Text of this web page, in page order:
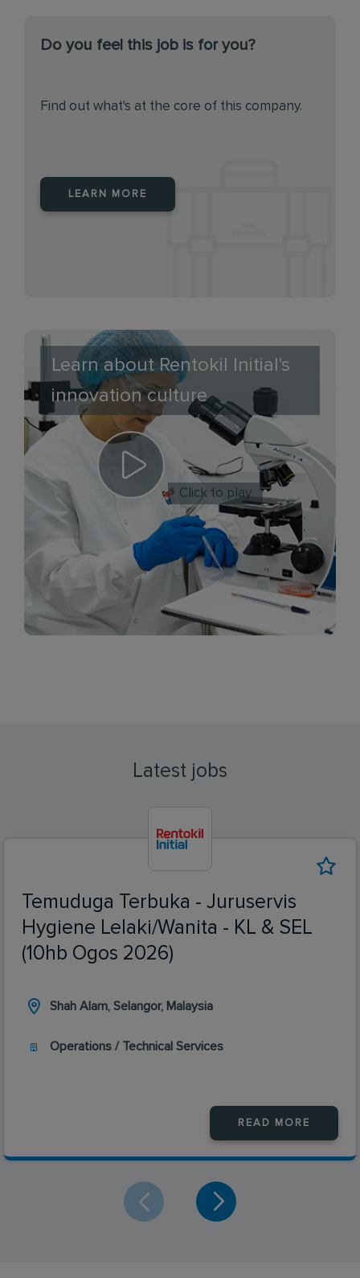
Do you feel this job is for you?
Find out what's at the core of this company.
LEARN MORE
Learn about Rentokil Initial's
innovation culture
Click to play
Latest jobs
Temuduga Terbuka - Juruservis
Hygiene Lelaki/Wanita - KL & SEL
(10hb Ogos 2026)
Shah Alam, Selangor, Malaysia
Operations / Technical Services
READ MORE